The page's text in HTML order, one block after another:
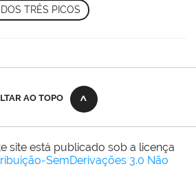
TRÊS PICOS
AO TOPO
site está publicado sob a licença
SemDerivações 3.0 Não